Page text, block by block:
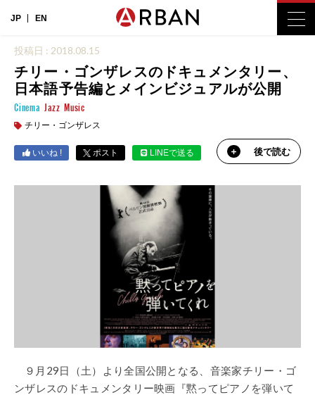
JP EN
投稿日 : 2018.08.15
チリー・ゴンザレスのドキュメンタリー、
日本語予告編とメインビジュアルが公開
Cinema Jazz Music
チリー・ゴンザレス
いいね ! ポスト LINEで送る 後で読む
９月29日（土）より全国公開となる、音楽家チリー・ゴ
ンザレスのドキュメンタリー映画『黙ってピアノを弾いて